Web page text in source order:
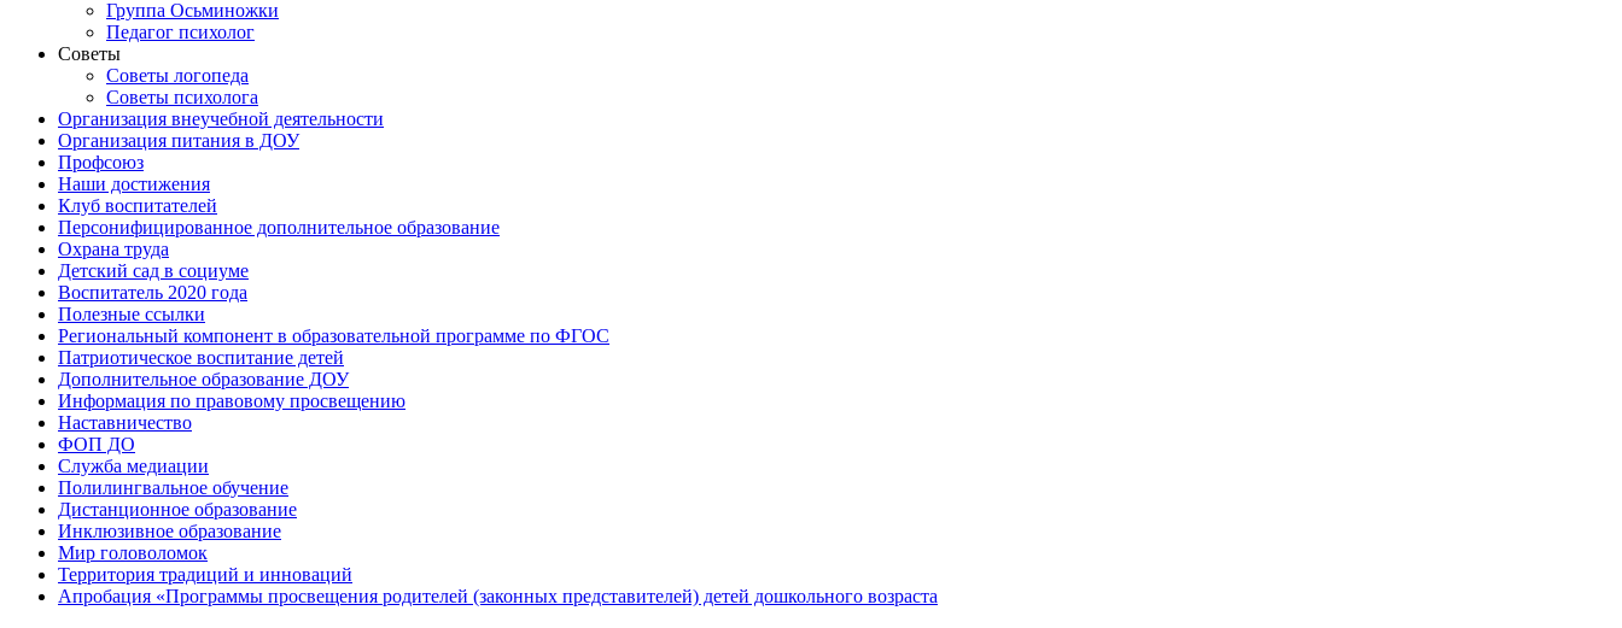
Группа Осьминожки
Педагог психолог
Советы
Советы логопеда
Советы психолога
Организация внеучебной деятельности
Организация питания в ДОУ
Профсоюз
Наши достижения
Клуб воспитателей
Персонифицированное дополнительное образование
Охрана труда
Детский сад в социуме
Воспитатель 2020 года
Полезные ссылки
Региональный компонент в образовательной программе по ФГОС
Патриотическое воспитание детей
Дополнительное образование ДОУ
Информация по правовому просвещению
Наставничество
ФОП ДО
Служба медиации
Полилингвальное обучение
Дистанционное образование
Инклюзивное образование
Мир головоломок
Территория традиций и инноваций
Апробация «Программы просвещения родителей (законных представителей) детей дошкольного возраста